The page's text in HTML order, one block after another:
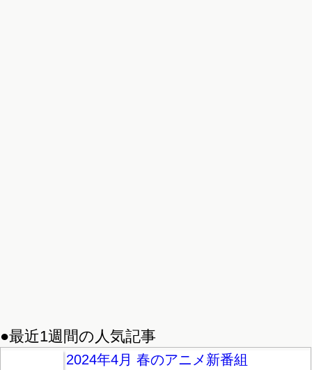
●最近1週間の人気記事
2024年4月 春のアニメ新番組